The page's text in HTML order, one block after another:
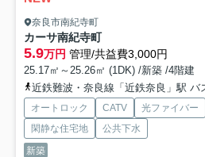
奈良市南紀寺町
カーサ南紀寺町
5.9万円 管理/共益費3,000円
25.17㎡～25.26㎡ (1DK) /新築 /4階建
近鉄難波・奈良線「近鉄奈良」駅 バス9分
オートロック CATV 光ファイバー
閑静な住宅地
公共下水
新築